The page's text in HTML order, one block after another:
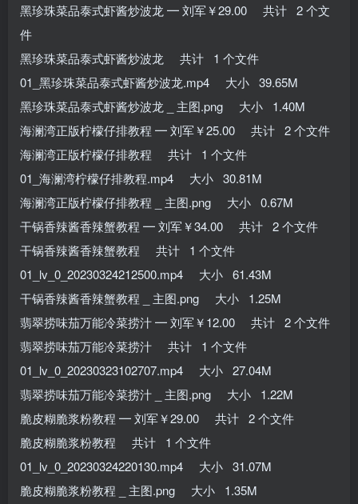
黑珍珠菜品泰式虾酱炒波龙 ━ 刘军￥29.00 共计 2 个文
件
黑珍珠菜品泰式虾酱炒波龙 共计 1 个文件
01_黑珍珠菜品泰式虾酱炒波龙.mp4 大小 39.65M
黑珍珠菜品泰式虾酱炒波龙 _ 主图.png 大小 1.40M
海澜湾正版柠檬仔排教程 ━ 刘军￥25.00 共计 2 个文件
海澜湾正版柠檬仔排教程 共计 1 个文件
01_海澜湾柠檬仔排教程.mp4 大小 30.81M
海澜湾正版柠檬仔排教程 _ 主图.png 大小 0.67M
干锅香辣酱香辣蟹教程 ━ 刘军￥34.00 共计 2 个文件
干锅香辣酱香辣蟹教程 共计 1 个文件
01_lv_0_20230324212500.mp4 大小 61.43M
干锅香辣酱香辣蟹教程 _ 主图.png 大小 1.25M
翡翠捞味茄万能冷菜捞汁 ━ 刘军￥12.00 共计 2 个文件
翡翠捞味茄万能冷菜捞汁 共计 1 个文件
01_lv_0_20230323102707.mp4 大小 27.04M
翡翠捞味茄万能冷菜捞汁 _ 主图.png 大小 1.22M
脆皮糊脆浆粉教程 ━ 刘军￥29.00 共计 2 个文件
脆皮糊脆浆粉教程 共计 1 个文件
01_lv_0_20230324220130.mp4 大小 31.07M
脆皮糊脆浆粉教程 _ 主图.png 大小 1.35M